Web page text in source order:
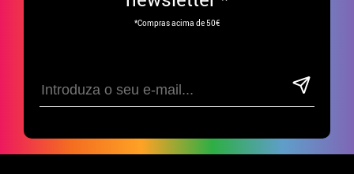
*Compras acima de 50€